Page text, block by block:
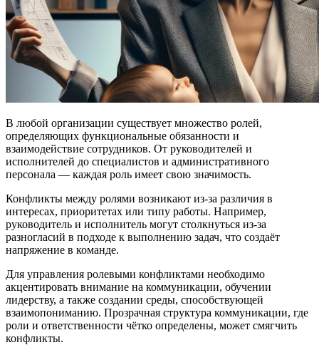
В любой организации существует множество ролей,
определяющих функциональные обязанности и
взаимодействие сотрудников. От руководителей и
исполнителей до специалистов и административного
персонала — каждая роль имеет свою значимость.
Конфликты между ролями возникают из-за различия в
интересах, приоритетах или типу работы. Например,
руководитель и исполнитель могут столкнуться из-за
разногласий в подходе к выполнению задач, что создаёт
напряжение в команде.
Для управления ролевыми конфликтами необходимо
акцентировать внимание на коммуникации, обучении
лидерству, а также создании среды, способствующей
взаимопониманию. Прозрачная структура коммуникации, где
роли и ответственности чётко определены, может смягчить
конфликты.